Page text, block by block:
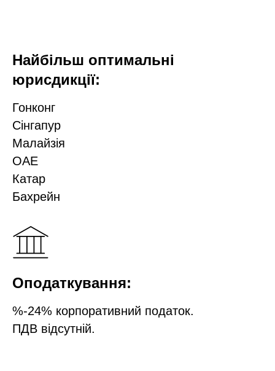
Найбільш оптимальні
юрисдикції:
Гонконг
Сінгапур
Малайзія
ОАЕ
Катар
Бахрейн
Оподаткування:
%-24% корпоративний податок.
ПДВ відсутній.